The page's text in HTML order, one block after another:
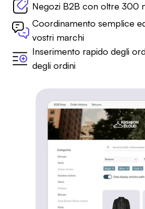
Negozi B2B con oltre 300
Coordinamento semplice
vostri marchi
Inserimento rapido degli
degli ordini